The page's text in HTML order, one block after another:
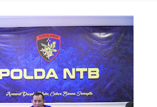
Timur Ringkus Pelaku Curanmor Bersana BB
keamanan Acara Selamatan Bendungan
Patroli di Wilayah Ampenan